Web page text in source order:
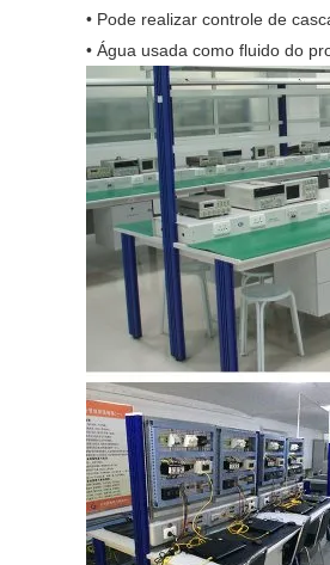
• Pode realizar controle de
• Água usada como fluido do